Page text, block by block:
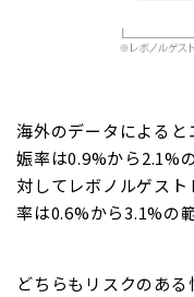
海外のデータによる
娠率は0.9%から2.1%
対してレボノルゲス
率は0.6%から3.1%の
どちらも リスクのあ